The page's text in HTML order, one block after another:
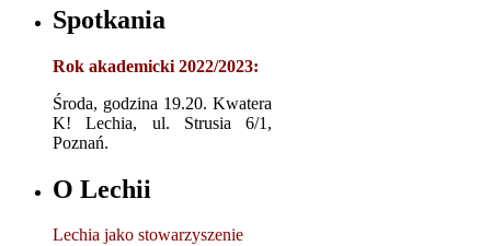
Spotkania
Rok akademicki 2022/2023:
Środa, godzina 19.20. Kwatera
K! Lechia, ul. Strusia 6/1,
Poznań.
O Lechii
Lechia jako stowarzyszenie